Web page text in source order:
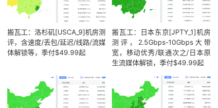
搬瓦工：洛杉矶[USCA_9]机房测
评，含速度/丢包/延迟/线路/流媒
体解锁等，季付$49.99起
搬瓦工：日本东京[JPTY_1]机房
测评，2.5Gbps-10Gbps大带
宽，移动优秀/联通次之/日本原
生流媒体解锁，季付$49.99起